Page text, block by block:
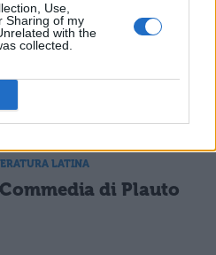
Use,
Sharing of my
with the
collected.
INTERESSARE
LATINA
di Plauto